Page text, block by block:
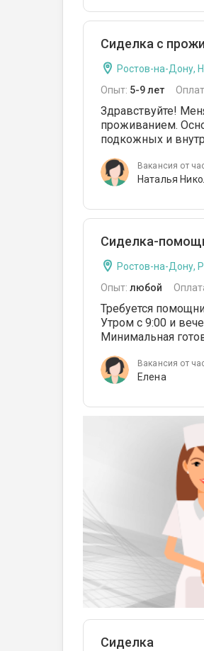
Сиделка с
Ростов-на-Дону,
Опыт: 5-9 лет
Здравствуйте!
проживанием.
подкожных и
Вакансия от
Наталья
Сиделка-
Ростов-на-Дону,
Опыт: любой
Требуется
Утром с 9:00 и
Минимальная
Вакансия от
Елена
Сиделка